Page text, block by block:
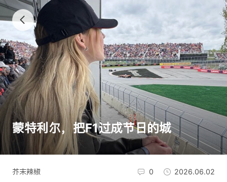
蒙特利尔，把F1过成节日的城
芥末辣椒 0 2026.06.02